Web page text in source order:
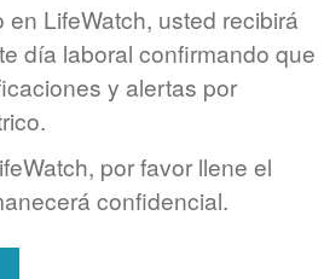
LifeWatch, usted recibirá
día laboral confirmando que
y alertas por
por favor llene el
confidencial.